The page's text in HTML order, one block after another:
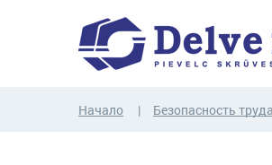
Начало Безопасность